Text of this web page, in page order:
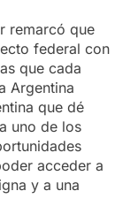
remarcó que
federal con
que cada
Argentina
que dé
uno de los
acceder a
y a una